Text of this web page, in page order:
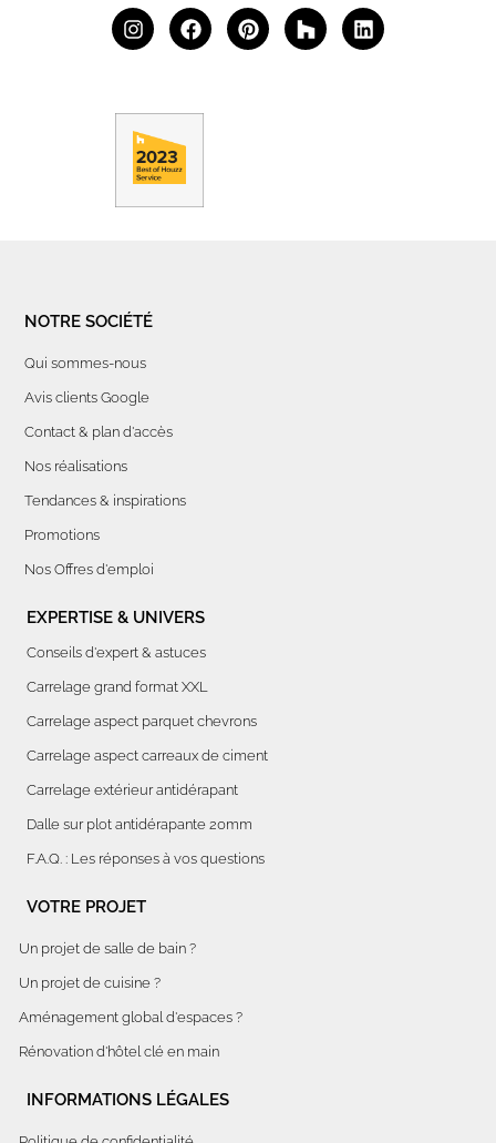
NOTRE SOCIÉTÉ
Qui sommes-nous
Avis clients Google
Contact & plan d'accès
Nos réalisations
Tendances & inspirations
Promotions
Nos Offres d'emploi
EXPERTISE & UNIVERS
Conseils d'expert & astuces
Carrelage grand format XXL
Carrelage aspect parquet chevrons
Carrelage aspect carreaux de ciment
Carrelage extérieur antidérapant
Dalle sur plot antidérapante 20mm
F.A.Q. : Les réponses à vos questions
VOTRE PROJET
Un projet de salle de bain ?
Un projet de cuisine ?
Aménagement global d'espaces ?
Rénovation d'hôtel clé en main
INFORMATIONS LÉGALES